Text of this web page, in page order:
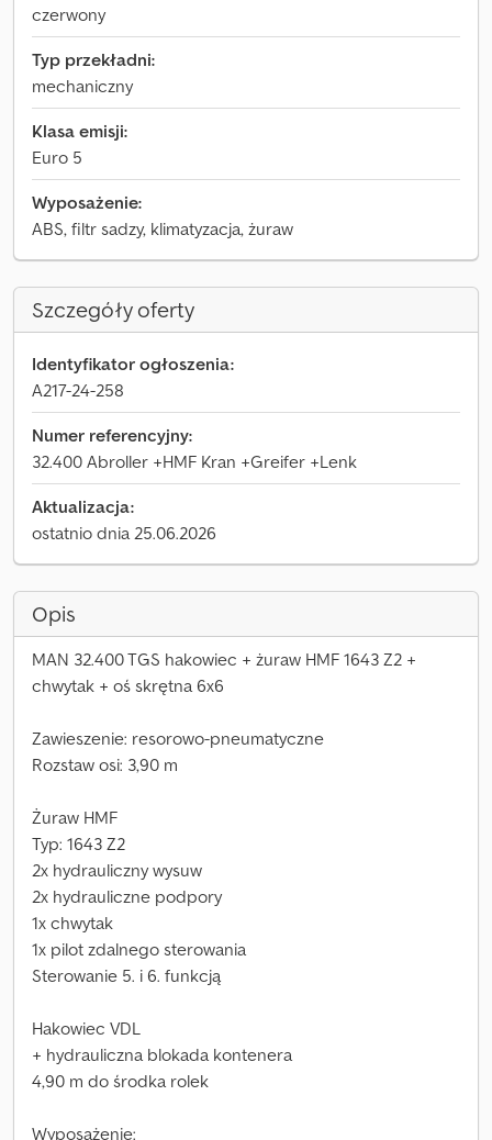
czerwony
Typ przekładni:
mechaniczny
Klasa emisji:
Euro 5
Wyposażenie:
ABS, filtr sadzy, klimatyzacja, żuraw
Szczegóły oferty
Identyfikator ogłoszenia:
A217-24-258
Numer referencyjny:
32.400 Abroller +HMF Kran +Greifer +Lenk
Aktualizacja:
ostatnio dnia 25.06.2026
Opis
MAN 32.400 TGS hakowiec + żuraw HMF 1643 Z2 +
chwytak + oś skrętna 6x6
Zawieszenie: resorowo-pneumatyczne
Rozstaw osi: 3,90 m
Żuraw HMF
Typ: 1643 Z2
2x hydrauliczny wysuw
2x hydrauliczne podpory
1x chwytak
1x pilot zdalnego sterowania
Sterowanie 5. i 6. funkcją
Hakowiec VDL
+ hydrauliczna blokada kontenera
4,90 m do środka rolek
Wyposażenie: